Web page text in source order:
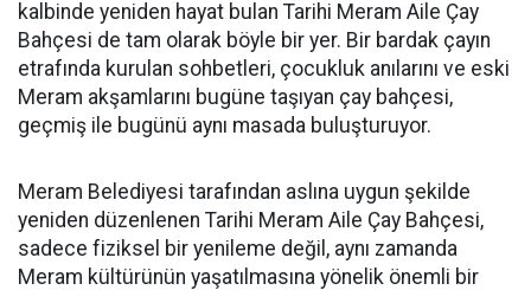
kalbinde yeniden hayat bulan Tarihi Meram Aile Çay
Bahçesi de tam olarak böyle bir yer. Bir bardak çayın
etrafında kurulan sohbetleri, çocukluk anılarını ve eski
Meram akşamlarını bugüne taşıyan çay bahçesi,
geçmiş ile bugünü aynı masada buluşturuyor.
Meram Belediyesi tarafından aslına uygun şekilde
yeniden düzenlenen Tarihi Meram Aile Çay Bahçesi,
sadece fiziksel bir yenileme değil, aynı zamanda
Meram kültürünün yaşatılmasına yönelik önemli bir